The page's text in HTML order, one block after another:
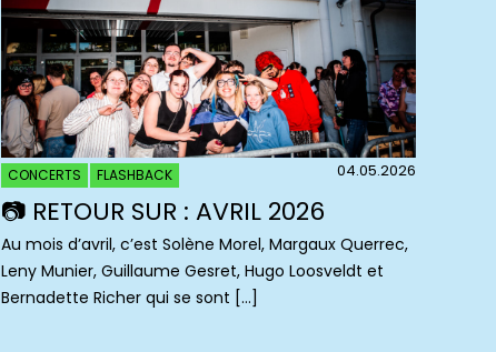
CONCERTS FLASHBACK 04.05.2026
📷 RETOUR SUR : AVRIL 2026
Au mois d’avril, c’est Solène Morel, Margaux Querrec,
Leny Munier, Guillaume Gesret, Hugo Loosveldt et
Bernadette Richer qui se sont […]